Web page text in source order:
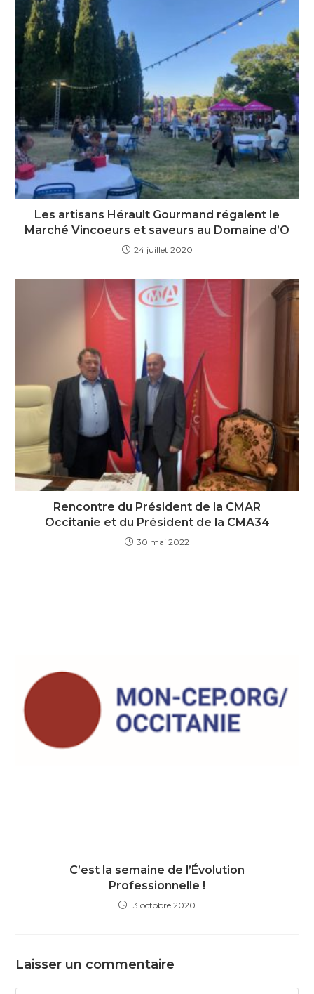
Les artisans Hérault Gourmand régalent le
Marché Vincoeurs et saveurs au Domaine d’O
24 juillet 2020
Rencontre du Président de la CMAR
Occitanie et du Président de la CMA34
30 mai 2022
C’est la semaine de l’Évolution
Professionnelle !
13 octobre 2020
Laisser un commentaire